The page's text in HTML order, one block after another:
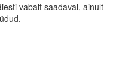
vabalt saadaval, ainult